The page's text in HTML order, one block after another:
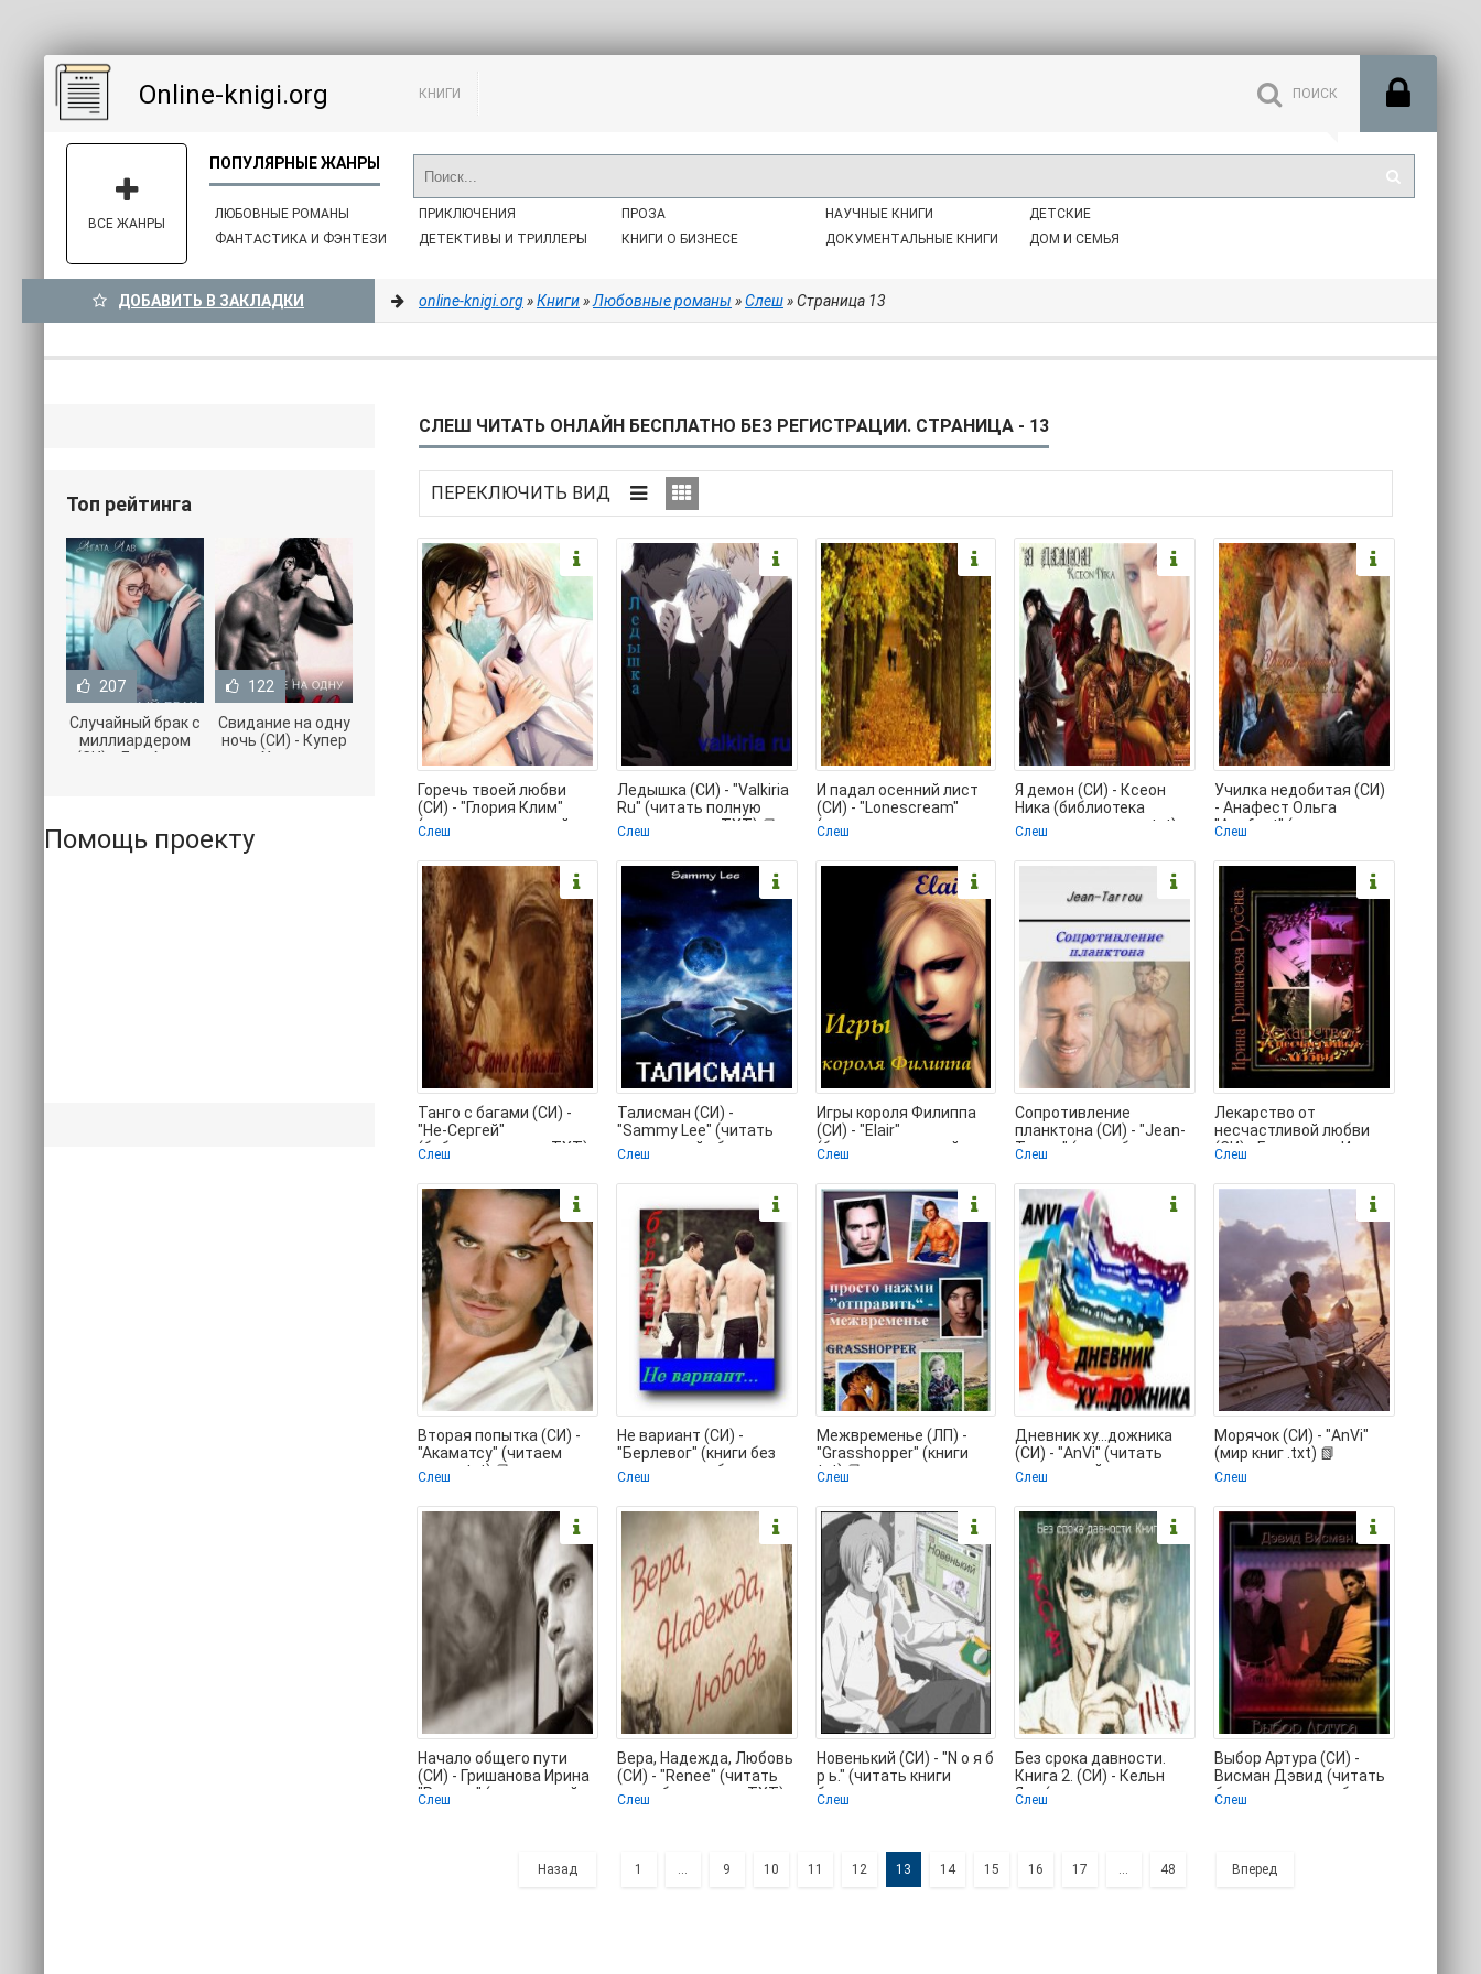
Online-knigi.org КНИГИ
ЛЮБОВНЫЕ РОМАНЫ
ФАНТАСТИКА И ФЭНТЕЗИ
ПРИКЛЮЧЕНИЯ
ДЕТЕКТИВЫ И ТРИЛЛЕРЫ
ПРОЗА
КНИГИ О БИЗНЕСЕ
НАУЧНЫЕ КНИГИ
ДОКУМЕНТАЛЬНЫЕ КНИГИ
ДЕТСКИЕ
ДОМ И СЕМЬЯ
ВСЕ ЖАНРЫ
ДОБАВИТЬ В ЗАКЛАДКИ online-knigi.org»Книги»Любовные романы »Слеш» Страница 13
СЛЕШ ЧИТАТЬ ОНЛАЙН БЕСПЛАТНО БЕЗ РЕГИСТРАЦИИ. СТРАНИЦА - 13
Горечь твоей любви
(СИ) - "Глория Клим"
(читаем книги онлайн
Слеш
Ледышка (СИ) - "Valkiria
Ru" (читать полную
версию книги TXT) 📗
Слеш
И падал осенний лист
(СИ) - "Lonescream"
(лучшие книги читать
Слеш
Я демон (СИ) - Ксеон
Ника (библиотека
электронных книг txt)
Слеш
Училка недобитая (СИ)
- Анафест Ольга
"Anafest" (книга читать
Слеш
Танго с багами (СИ) -
"Не-Сергей"
(библиотека книг .TXT)
Слеш
Талисман (СИ) -
"Sammy Lee" (читать
книгу онлайн бесплатно
Слеш
Игры короля Филиппа
(СИ) - "Elair"
(бесплатные онлайн
Слеш
Сопротивление
планктона (СИ) - "Jean-
Tarrou" (книги без
Слеш
Лекарство от
несчастливой любви
(СИ) - Гришанова Ирина
Слеш
Вторая попытка (СИ) -
"Акаматсу" (читаем
книги .txt) 📗
Слеш
Не вариант (СИ) -
"Берлевог" (книги без
регистрации бесплатно
Слеш
Межвременье (ЛП) -
"Grasshopper" (книги
txt) 📗
Слеш
Дневник ху...дожника
(СИ) - "AnVi" (читать
книги онлайн
Слеш
Морячок (СИ) - "AnVi"
(мир книг .txt) 📗
Слеш
Начало общего пути
(СИ) - Гришанова Ирина
"Русена" (книги онлайн
Слеш
Вера, Надежда, Любовь
(СИ) - "Renee" (читать
книги бесплатно .TXT)
Слеш
Новенький (СИ) - "N о я б
р ь." (читать книги
бесплатно полные
Слеш
Без срока давности.
Книга 2. (СИ) - Кельн
Яна (читаем книги
Слеш
Выбор Артура (СИ) -
Висман Дэвид (читать
бесплатно книги без
Слеш
Назад 1 ... 9 10 11 12 13 14 15 16 17 ... 48 Вперед
Топ рейтинга
207
Случайный брак с
миллиардером
(СИ) - Лав Агата
122
Свидание на одну
ночь (СИ) - Купер
Хелен
Помощь проекту